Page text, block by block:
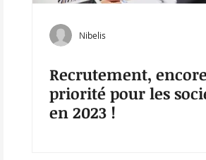
Nibelis
Recrutement,
priorité pour les
en 2023 !